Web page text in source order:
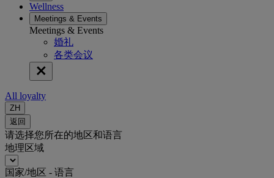
Wellness
Meetings & Events
Meetings & Events
婚礼
各类会议
All loyalty
ZH
返回
请选择您所在的地区和语言
地理区域
国家/地区 - 语言